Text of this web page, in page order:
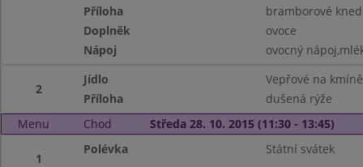
Příloha
bramborové
Doplněk
ovoce
Nápoj
ovocný
2
Jídlo
Vepřové na kmíně
Příloha
dušená rýže
Menu
Chod Středa 28. 10. 2015 (11:30 - 13:45)
1
Polévka Státní svátek